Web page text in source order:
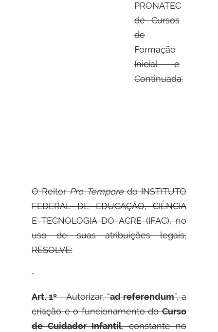
PRONATEC
de Cursos
de
Formação
Inicial e
Continuada.
O ReitorPro Temporedo INSTITUTO
FEDERAL DE EDUCAÇÃO, CIÊNCIA
ETECNOLOGIA DO ACRE (IFAC), no
uso de suas atribuições legais,
RESOLVE:
Art. 1º- Autorizar, “ad referendum”, a
criação e o funcionamento doCurso
de Cuidador Infantil, constante no